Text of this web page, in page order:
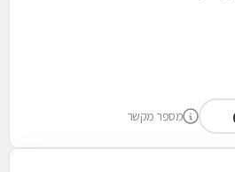
מספר מקשר